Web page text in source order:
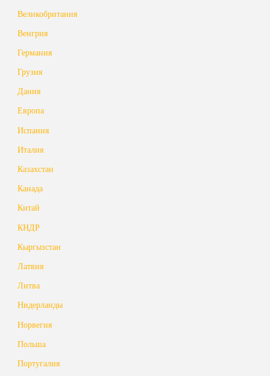
Великобритания
Венгрия
Германия
Грузия
Дания
Европа
Испания
Италия
Казахстан
Канада
Китай
КНДР
Кыргызстан
Латвия
Литва
Нидерланды
Норвегия
Польша
Португалия